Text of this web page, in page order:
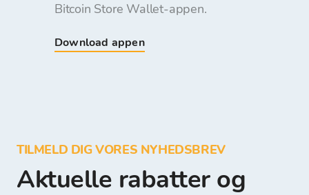
Bitcoin Store Wallet-appen.
Download appen
TILMELD DIG VORES NYHEDSBREV
Aktuelle rabatter og